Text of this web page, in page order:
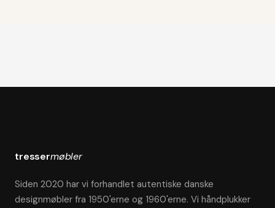
tressermøbler
Siden 2020 har vi forhandlet autentiske danske
designmøbler fra 1950'erne og 1960'erne. Vi håndplukker